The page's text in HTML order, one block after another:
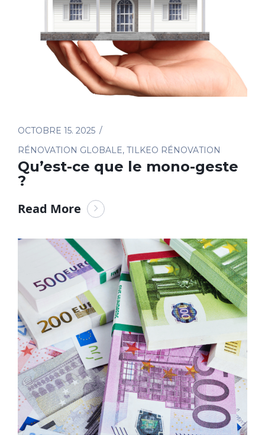
OCTOBRE 15. 2025
RÉNOVATION GLOBALE, TILKEO RÉNOVATION
Qu’est-ce que le mono-geste
?
Read More